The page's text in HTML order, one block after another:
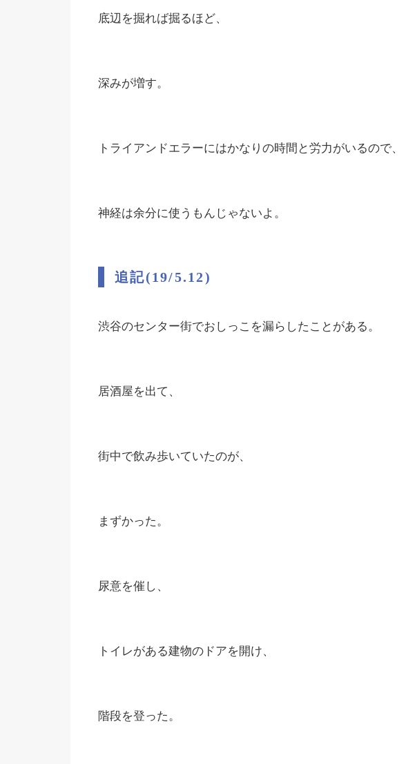
底辺を掘れば掘るほど、
深みが増す。
トライアンドエラーにはかなりの時間と労力がいるので、
神経は余分に使うもんじゃないよ。
追記(19/5.12)
渋谷のセンター街でおしっこを漏らしたことがある。
居酒屋を出て、
街中で飲み歩いていたのが、
まずかった。
尿意を催し、
トイレがある建物のドアを開け、
階段を登った。